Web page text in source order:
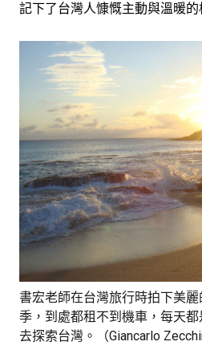
記下了台灣人慷慨主動與溫暖的
書宏老師在台灣旅行時拍下美
季，到處都租不到機車，每天
去探索台灣。（Giancarlo